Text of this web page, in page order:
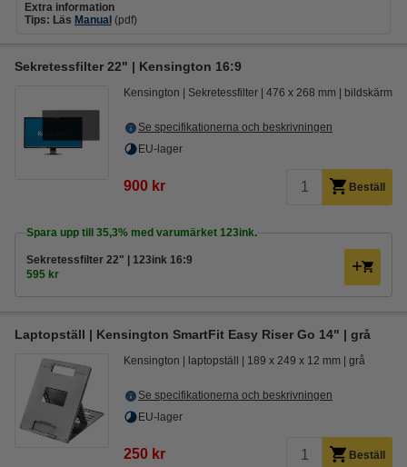
Extra information
Tips: Läs Manual (pdf)
Sekretessfilter 22" | Kensington 16:9
Kensington Sekretessfilter 476 x 268 mm bildskärm
Se specifikationerna och beskrivningen
EU-lager
900 kr Beställ
Spara upp till 35,3% med varumärket 123ink.
Sekretessfilter 22" | 123ink 16:9
595 kr
Laptopställ | Kensington SmartFit Easy Riser Go 14" | grå
Kensington laptopställ 189 x 249 x 12 mm grå
Se specifikationerna och beskrivningen
EU-lager
250 kr Beställ